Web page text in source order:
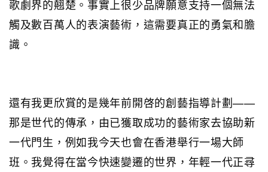
歌劇界的翹楚。事實上很少品牌願意支持一個無法
觸及數百萬人的表演藝術，這需要真正的勇氣和膽
識。
還有我更欣賞的是幾年前開啓的創藝指導計劃——
那是世代的傳承，由已獲取成功的藝術家去協助新
一代門生，例如我今天也會在香港舉行一場大師
班。我覺得在當今快速變遷的世界，年輕一代正尋